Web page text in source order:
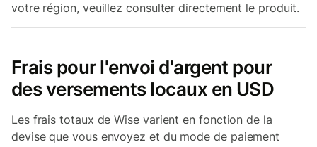
votre région, veuillez consulter directement le produit.
Frais pour l'envoi d'argent pour
des versements locaux en USD
Les frais totaux de Wise varient en fonction de la
devise que vous envoyez et du mode de paiement